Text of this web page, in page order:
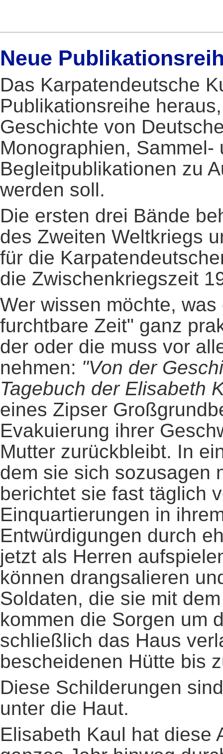
Neue
Das Karpatendeutsche
Publikationsreihe
Geschichte von
Monographien,
Begleitpublikationen zu
werden soll.
Die ersten drei Bände
des Zweiten Weltkriegs
für die
die Zwischenkriegszeit
Wer wissen möchte,
furchtbare Zeit" ganz
der oder die muss vor
nehmen: "Von der
Tagebuch der Elisabeth
eines Zipser
Evakuierung ihrer
Mutter zurückbleibt. In
dem sie sich sozusagen
berichtet sie fast täglich
Einquartierungen in
Entwürdigungen durch
jetzt als Herren
können drangsalieren
Soldaten, die sie mit
kommen die Sorgen um
schließlich das Haus
bescheidenen Hütte bis
Diese Schilderungen
unter die Haut.
Elisabeth Kaul hat diese